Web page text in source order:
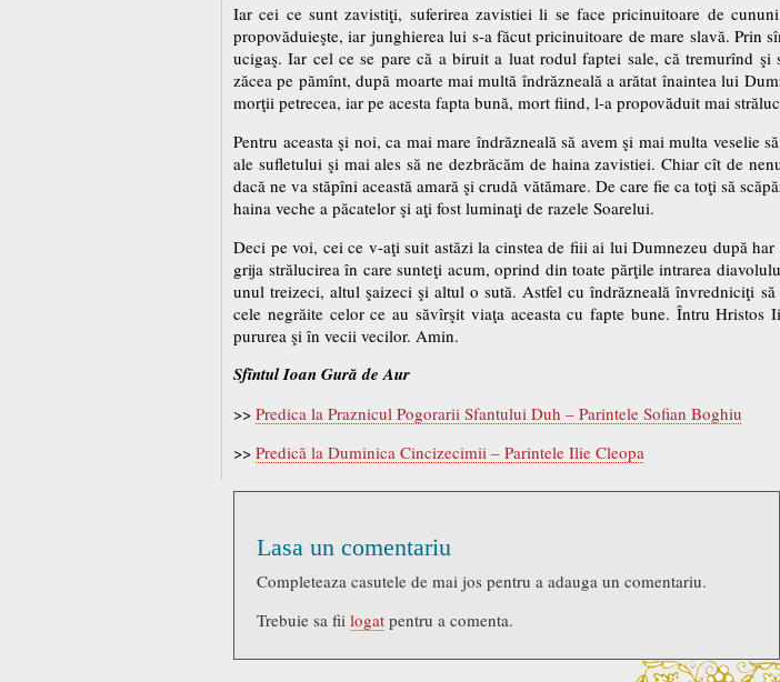
Iar cei ce sunt zavistiţi, suferirea zavistiei li se face pricinuitoare de
propovăduieşte, iar junghierea lui s-a făcut pricinuitoare de mare slavă. Prin
ucigaş. Iar cel ce se pare că a biruit a luat rodul faptei sale, că tremurînd
zăcea pe pămînt, după moarte mai multă îndrăzneală a arătat înaintea lui
morţii petrecea, iar pe acesta fapta bună, mort fiind, l-a propovăduit mai
Pentru aceasta şi noi, ca mai mare îndrăzneală să avem şi mai multa veselie
ale sufletului şi mai ales să ne dezbrăcăm de haina zavistiei. Chiar cît de
dacă ne va stăpîni această amară şi crudă vătămare. De care fie ca toţi să
haina veche a păcatelor şi aţi fost luminaţi de razele Soarelui.
Deci pe voi, cei ce v-aţi suit astăzi la cinstea de fiii ai lui Dumnezeu după
grija strălucirea în care sunteţi acum, oprind din toate părţile intrarea
unul treizeci, altul şaizeci şi altul o sută. Astfel cu îndrăzneală învredniciţi
cele negrăite celor ce au săvîrşit viaţa aceasta cu fapte bune. Întru
pururea şi în vecii vecilor. Amin.
Sfîntul Ioan Gură de Aur
>> Predica la Praznicul Pogorarii Sfantului Duh – Parintele Sofian Boghiu
>> Predică la Duminica Cincizecimii – Parintele Ilie Cleopa
Lasa un comentariu
Completeaza casutele de mai jos pentru a adauga un comentariu.
Trebuie sa fii logat pentru a comenta.